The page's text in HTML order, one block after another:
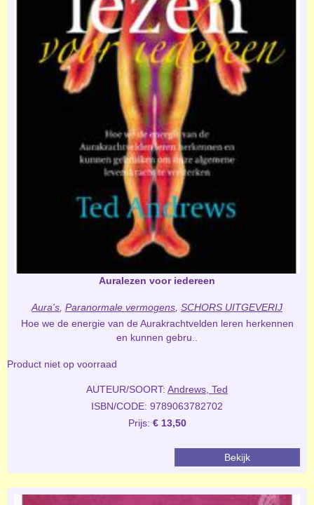
Auralezen voor iedereen
Aura's Paranormale vermogens SCHORS UITGEVERIJ
Hoe we de energie van de Aurakrachtvelden leren herkennen
en kunnen gebru..
Product niet op voorraad
AUTEUR/SOORT: Andrews, Ted
ISBN/CODE: 9789063782702
Prijs: € 13,50
Bekijk